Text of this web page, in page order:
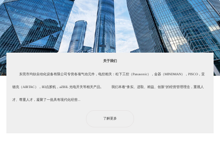
关于我们
东莞市均钛自动化设备有限公司专营各项气动元件，电控相关：松下工控（Panasonic），金器（MINDMAN），PISCO，亚
德克（AIRTAC），IEI点胶机，aZBIL 光电开关等相关产品。 我们本着“务实、进取、精益、创新”的经营管理理念，重视人
才、尊重人才，凝聚了一批具有现代化经营...
了解更多